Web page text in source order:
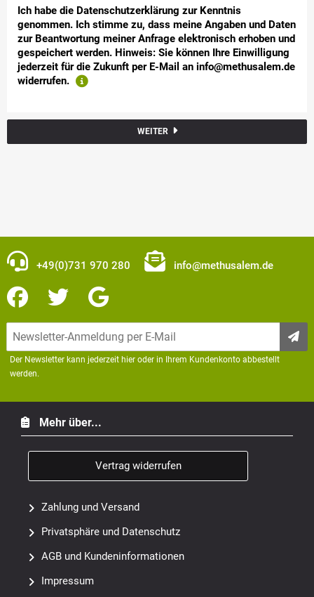
Ich habe die Datenschutzerklärung zur Kenntnis
genommen. Ich stimme zu, dass meine Angaben und Daten
zur Beantwortung meiner Anfrage elektronisch erhoben und
gespeichert werden. Hinweis: Sie können Ihre Einwilligung
jederzeit für die Zukunft per E-Mail an info@methusalem.de
widerrufen.
WEITER
+49(0)731 970 280 info@methusalem.de
Der Newsletter kann jederzeit hier oder in Ihrem Kundenkonto abbestellt
werden.
Mehr über...
Vertrag widerrufen
Zahlung und Versand
Privatsphäre und Datenschutz
AGB und Kundeninformationen
Impressum